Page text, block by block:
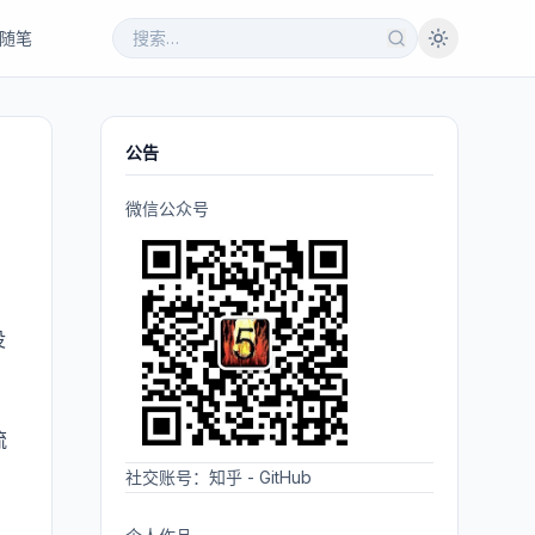
随笔
公告
微信公众号
社交账号： 知乎 - GitHub